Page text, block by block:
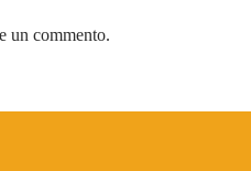
un commento.